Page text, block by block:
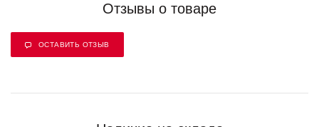
Отзывы о товаре
ОСТАВИТЬ ОТЗЫВ